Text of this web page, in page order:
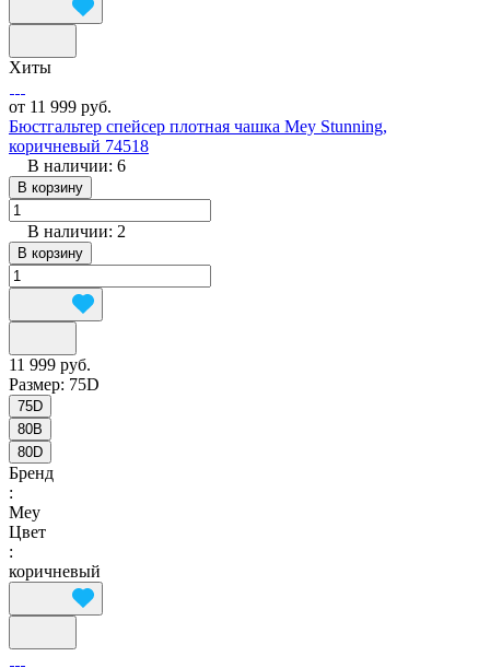
Хиты
от 11 999 руб.
Бюстгальтер спейсер плотная чашка Mey Stunning,
коричневый 74518
В наличии: 6
В корзину
В наличии: 2
В корзину
11 999 руб.
Размер: 75D
75D
80B
80D
Бренд
:
Mey
Цвет
:
коричневый